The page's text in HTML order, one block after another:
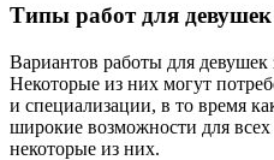
Типы работ для девушек
Вариантов работы для
Некоторые из них могут
и специализации, в то время
широкие возможности для
некоторые из них.